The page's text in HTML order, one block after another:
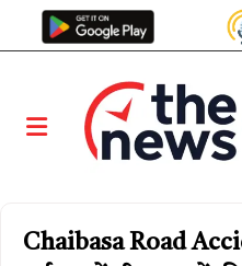
Chaibasa Road